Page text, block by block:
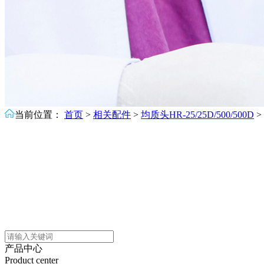
当前位置： 首页 > 相关配件 > 均质头HR-25/25D/500/500D >
产品中心
Product center